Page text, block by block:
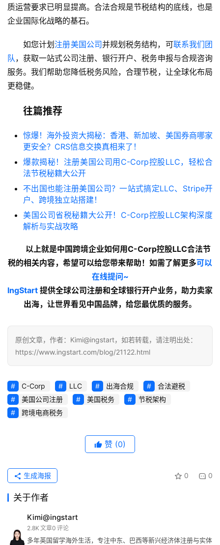
质运营要求已明显提高。合法合规是节税结构的底线，也是
企业国际化战略的基石。
如您计划注册美国公司并规划税务结构，可联系我们团
队，获取一站式公司注册、银行开户、税务申报与合规咨询
服务。我们帮助您降低税务风险，合理节税，让全球化布局
更稳健。
往篇推荐
惊爆！海外投资大揭秘：香港、新加坡、美国券商哪家
更安全？CRS信息交换真相来了！
爆款揭秘！注册美国公司用C-Corp控股LLC，轻松合
法节税秘籍大公开
不出国也能注册美国公司？一站式搞定LLC、Stripe开
户、跨境独立站搭建！
美国公司省税秘籍大公开！C-Corp控股LLC架构深度
解析与实战攻略
以上就是中国跨境企业如何用C-Corp控股LLC合法节
税的相关内容，希望可以给您带来帮助！如需了解更多可以
在线提问~
lngStart 提供全球公司注册和全球银行开户业务，助力卖家
出海，让世界看见中国品牌，给您最优质的服务。
原创文章，作者：Kimi@ingstart，如若转载，请注明出处：
https://www.ingstart.com/blog/21122.html
C-Corp LLC 出海合规
合法避税
美国公司注册
美国税务
节税架构
跨境电商税务
赞 (0)
0 0
生成海报
关于作者
Kimi@ingstart
2.8K 文章0 评论
多年英国留学海外生活，专注中东、巴西等新兴经济体注册与实体